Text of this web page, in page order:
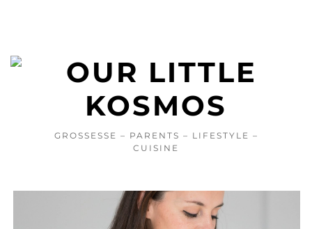
GROSSESSE – PARENTS – LIFESTYLE –
CUISINE